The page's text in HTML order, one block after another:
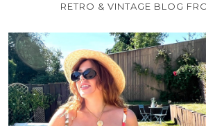
RETRO & VINTAGE BLOG